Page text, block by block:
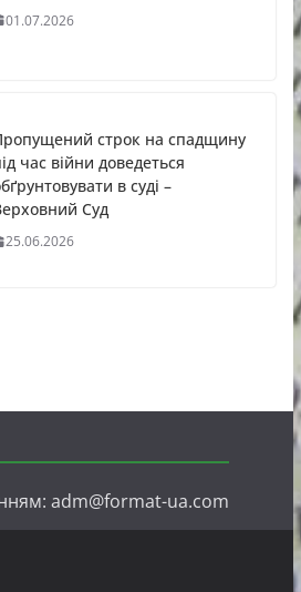
01.07.2026
строк на спадщину
час війни доведеться
в суді –
Суд
25.06.2026
adm@format-ua.com